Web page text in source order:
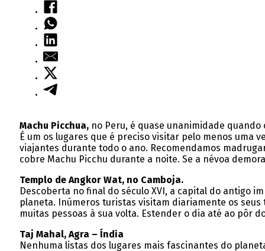
Machu Picchua,no Peru, é quase unanimidade quando
É um os lugares que é preciso visitar pelo menos uma
viajantes durante todo o ano. Recomendamos
cobre Machu Picchu durante a noite. Se a névoa
Templo de Angkor Wat, no Camboja.
Descoberta no final do século XVI, a capital do antigo
planeta. Inúmeros turistas visitam diariamente os
muitas pessoas à sua volta. Estender o dia até ao pôr
Taj Mahal, Agra – Índia
Nenhuma listas dos lugares mais fascinantes do